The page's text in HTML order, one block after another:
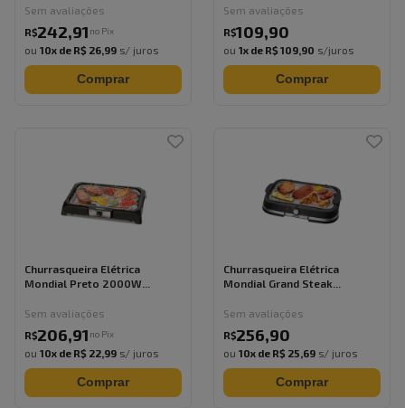
Sem avaliações
R$242,91 no Pix
ou 10x de R$ 26,99 s/ juros
Comprar
Sem avaliações
R$109,90
ou 1x de R$ 109,90 s/juros
Comprar
Churrasqueira Elétrica
Mondial Preto 2000W...
Sem avaliações
R$206,91 no Pix
ou 10x de R$ 22,99 s/ juros
Comprar
Churrasqueira Elétrica
Mondial Grand Steak...
Sem avaliações
R$256,90
ou 10x de R$ 25,69 s/ juros
Comprar